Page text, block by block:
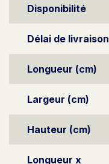
Disponibilité
Délai de livraison
Longueur (cm)
Largeur (cm)
Hauteur (cm)
Longueur x